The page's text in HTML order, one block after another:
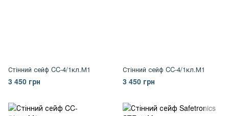
Стінний сейф CC-4/1кл.М1
3 450 грн
Стінний сейф CC-4/1кл.М1
3 450 грн